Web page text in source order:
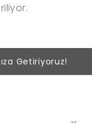
Getiriyoruz!